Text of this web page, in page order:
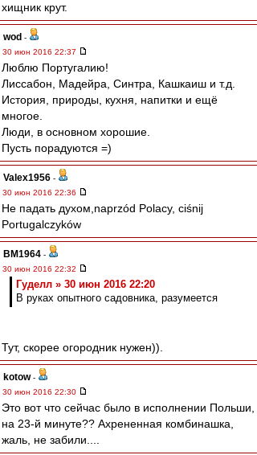
хищник крут.
wod -
30 июн 2016 22:37
Люблю Португалию!
Лиссабон, Мадейра, Синтра, Кашкаиш и т.д.
История, природы, кухня, напитки и ещё
многое.
Люди, в основном хорошие.
Пусть порадуются =)
Valex1956 -
30 июн 2016 22:36
Не падать духом,naprzód Polacy, ciśnij
Portugalczyków
BM1964 -
30 июн 2016 22:32
Гуделл » 30 июн 2016 22:20
В руках опытного садовника, разумеется
Тут, скорее огородник нужен)).
kotow-
30 июн 2016 22:30
Это вот что сейчас было в исполнении Польши,
на 23-й минуте?? Ахрененная комбинашка,
жаль, не забили....